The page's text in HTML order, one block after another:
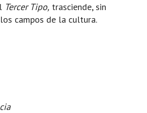
Tercer Tipo, trasciende, sin
campos de la cultura.